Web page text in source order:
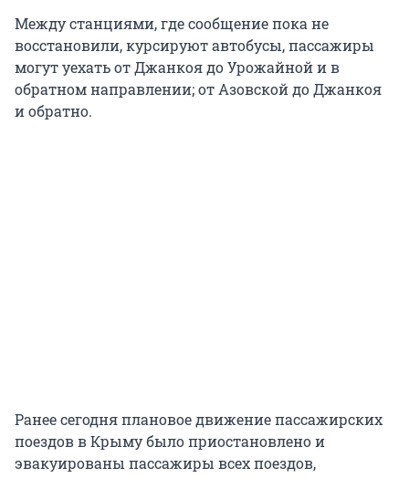
Между станциями, где сообщение пока не
восстановили, курсируют автобусы, пассажиры
могут уехать от Джанкоя до Урожайной и в
обратном направлении; от Азовской до Джанкоя
и обратно.
Ранее сегодня плановое движение пассажирских
поездов в Крыму было приостановлено и
эвакуированы пассажиры всех поездов,